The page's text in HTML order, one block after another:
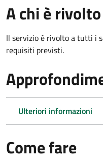
A chi è rivolto
Il servizio è rivolto a tutti i
requisiti previsti.
Ulteriori informazioni
Come fare